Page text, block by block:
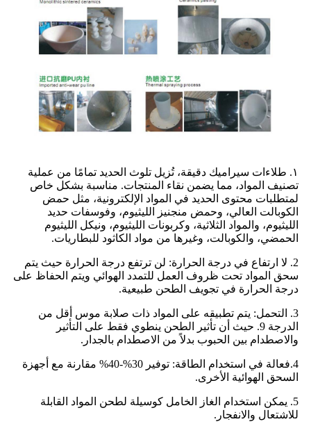
١. طلاءات سيراميك دقيقة، تُزيل تلوث الحديد تمامًا من عملية
تصنيف المواد، مما يضمن نقاء المنتجات. مناسبة بشكل خاص
لمتطلبات محتوى الحديد في المواد الإلكترونية، مثل حمض
الكوبالت العالي، وحمض منجنيز الليثيوم، وفوسفات حديد
الليثيوم، والمواد الثلاثية، وكربونات الليثيوم، ونيكل الليثيوم
الحمضي، والكوبالت، وغيرها من مواد الكاثود للبطاريات.
2. لا ارتفاع في درجة الحرارة: لن ترتفع درجة الحرارة حيث يتم
سحق المواد تحت ظروف العمل للتمدد الهوائي ويتم الحفاظ على
درجة الحرارة في تجويف الطحن طبيعية.
3. التحمل: يتم تطبيقه على المواد ذات صلابة موس أقل من
الدرجة 9. حيث أن تأثير الطحن ينطوي فقط على التأثير
والاصطدام بين الحبوب بدلاً من الاصطدام بالجدار.
4.فعالة في استخدام الطاقة: توفير 30%-40% مقارنة مع أجهزة
السحق الهوائية الأخرى.
5. يمكن استخدام الغاز الخامل كوسيلة لطحن المواد القابلة
للاشتعال والانفجار.